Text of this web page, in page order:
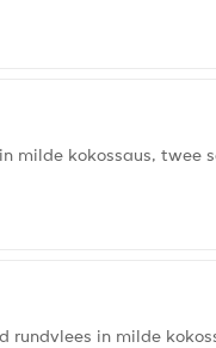
milde kokossaus, twee
in milde